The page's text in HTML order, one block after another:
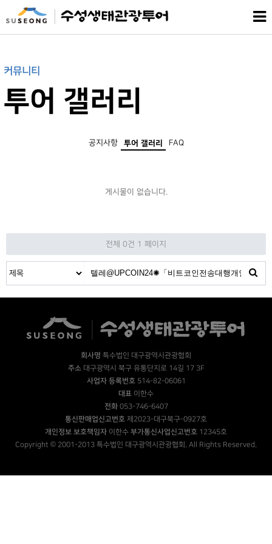
커뮤니티
투어 갤러리
공지사항 투어 갤러리 FAQ
게시물이 없습니다.
전체 0건 1 페이지
회사명 특수법인 대구광역시관광협회
주소대구광역시 북구 유통단지로 14길 17 3F
사업자 등록번호514-82-06061
대표 이한수
전화053-746-6407
통신판매업신고번호 제2023-대구북구-0927호
개인정보 보호책임자 이한수 부가통신사업신고번호 12345호
Copyright © 2001-2013 특수법인 대구광역시관광협회. All Rights Reserved.